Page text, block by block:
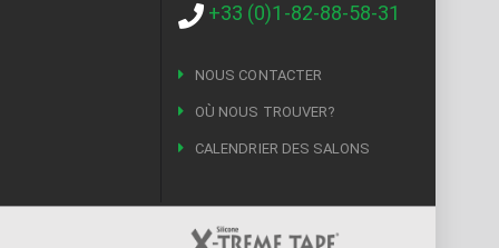
+33 (0)1-82-88-58-31
NOUS CONTACTER
OÙ NOUS TROUVER?
CALENDRIER DES SALONS